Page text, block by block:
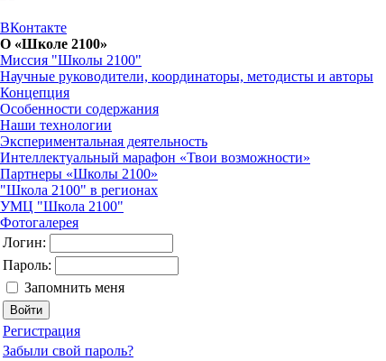
ВКонтакте
О «Школе 2100»
Миссия "Школы 2100"
Научные руководители, координаторы, методисты и авторы
Концепция
Особенности содержания
Наши технологии
Экспериментальная деятельность
Интеллектуальный марафон «Твои возможности»
Партнеры «Школы 2100»
"Школа 2100" в регионах
УМЦ "Школа 2100"
Фотогалерея
Логин:
Пароль:
Запомнить меня
Регистрация
Забыли свой пароль?